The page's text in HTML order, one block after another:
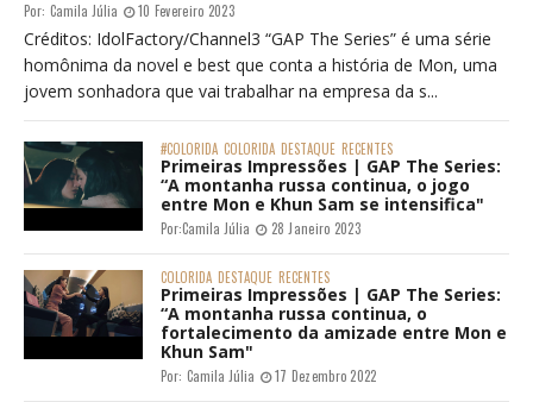
Por: Camila Júlia 10 Fevereiro 2023
Créditos: IdolFactory/Channel3 “GAP The Series” é uma série
homônima da novel e best que conta a história de Mon, uma
jovem sonhadora que vai trabalhar na empresa da s...
#COLORIDA COLORIDA DESTAQUE RECENTES
Primeiras Impressões | GAP The Series:
“A montanha russa continua, o jogo
entre Mon e Khun Sam se intensifica"
Por:Camila Júlia 28 Janeiro 2023
COLORIDA DESTAQUE RECENTES
Primeiras Impressões | GAP The Series:
“A montanha russa continua, o
fortalecimento da amizade entre Mon e
Khun Sam"
Por: Camila Júlia 17 Dezembro 2022